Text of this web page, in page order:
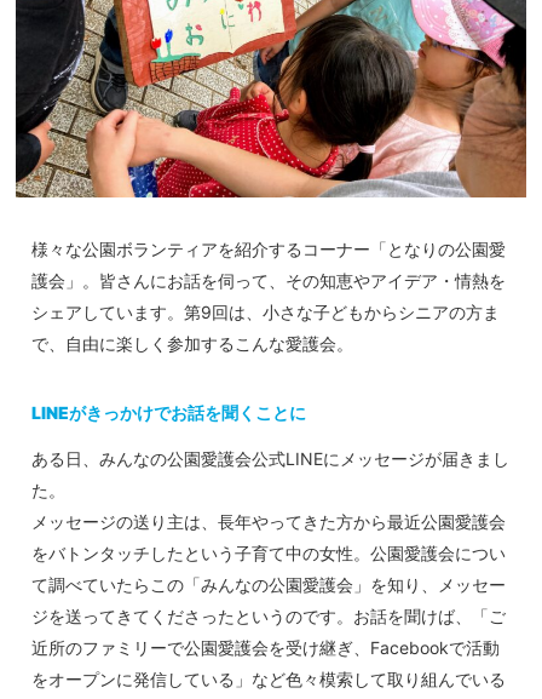
様々な公園ボランティアを紹介するコーナー「となりの公園愛
護会」。皆さんにお話を伺って、その知恵やアイデア・情熱を
シェアしています。第9回は、小さな子どもからシニアの方ま
で、自由に楽しく参加するこんな愛護会。
LINEがきっかけでお話を聞くことに
ある日、みんなの公園愛護会公式LINEにメッセージが届きまし
た。
メッセージの送り主は、長年やってきた方から最近公園愛護会
をバトンタッチしたという子育て中の女性。公園愛護会につい
て調べていたらこの「みんなの公園愛護会」を知り、メッセー
ジを送ってきてくださったというのです。お話を聞けば、「ご
近所のファミリーで公園愛護会を受け継ぎ、Facebookで活動
をオープンに発信している」など色々模索して取り組んでいる